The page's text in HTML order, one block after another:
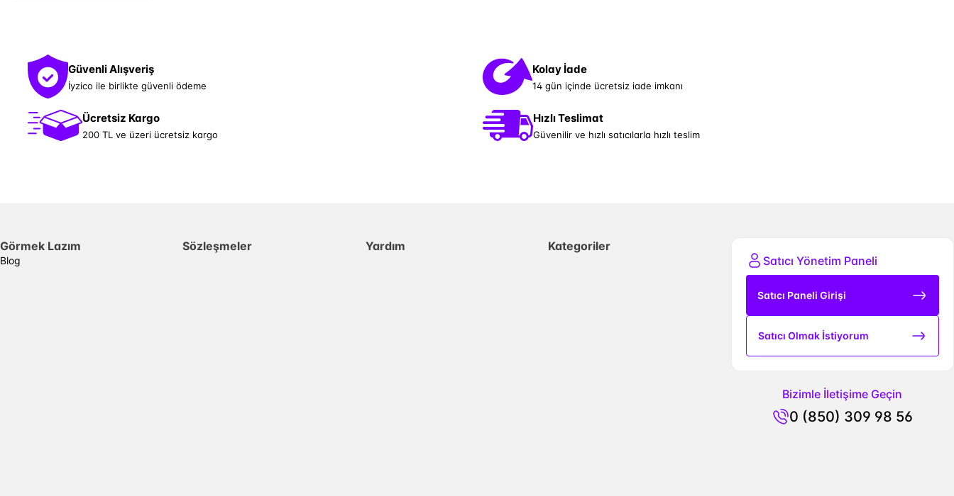
Güvenli Alışveriş
İyzico ile birlikte güvenli ödeme
Kolay İade
14 gün içinde ücretsiz iade imkanı
Ücretsiz Kargo
200 TL ve üzeri ücretsiz kargo
Hızlı Teslimat
Güvenilir ve hızlı satıcılarla hızlı teslim
Görmek Lazım
Blog
Sözleşmeler Yardım
Kategoriler
Satıcı Yönetim Paneli
Satıcı Paneli Girişi
Satıcı Olmak İstiyorum
Bizimle İletişime Geçin
0 (850) 309 98 56